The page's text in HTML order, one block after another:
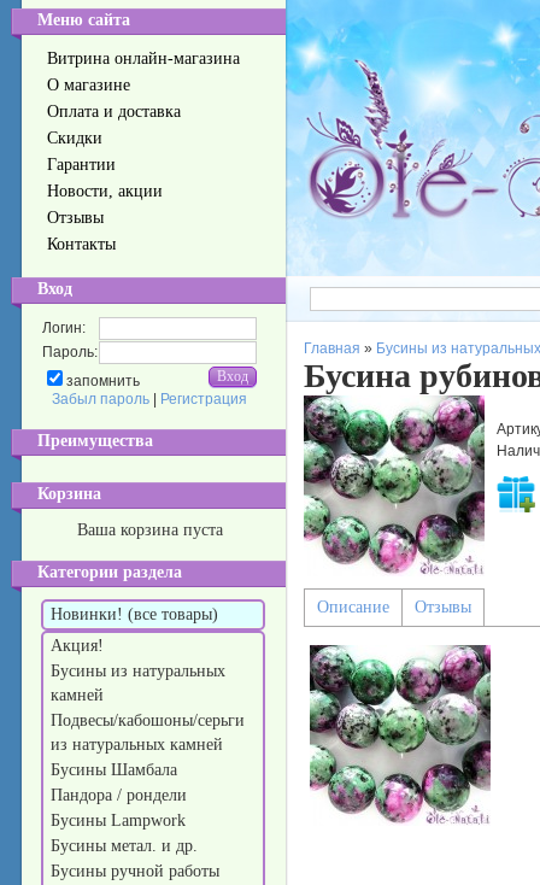
Меню сайта
Витрина онлайн-магазина
О магазине
Оплата и доставка
Скидки
Гарантии
Новости, акции
Отзывы
Контакты
Вход
Логин:
Пароль:
запомнить
Забыл пароль
Регистрация
Преимущества
Корзина
Ваша корзина пуста
Категории раздела
Новинки! (все товары)
Акция!
Бусины из натуральных
камней
Подвесы/кабошоны/серьги
из натуральных камней
Бусины Шамбала
Пандора / рондели
Бусины Lampwork
Бусины метал. и др.
Бусины ручной работы
Главная » Бусины из
Бусина
Описание Отзывы